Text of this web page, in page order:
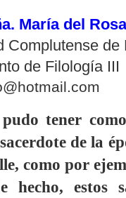
María del
Complutense de
de Filología III
tener
de la
como por
hecho, estos